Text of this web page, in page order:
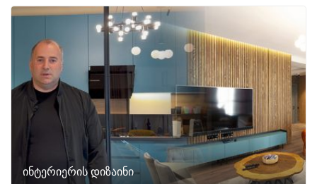
ინტერიერის დიზაინი